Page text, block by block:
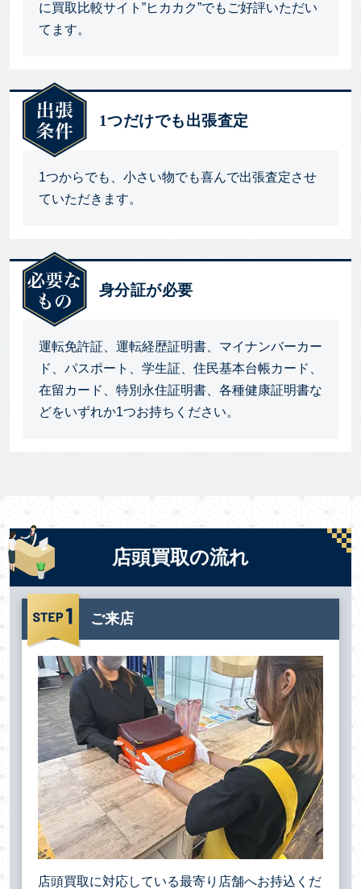
に買取比較サイト”ヒカカク”でもご好評いただい
てます。
1つだけでも出張査定
1つからでも、小さい物でも喜んで出張査定させ
ていただきます。
身分証が必要
運転免許証、運転経歴証明書、マイナンバーカー
ド、パスポート、学生証、住民基本台帳カード、
在留カード、特別永住証明書、各種健康証明書な
どをいずれか1つお持ちください。
店頭買取の流れ
ご来店
店頭買取に対応している最寄り店舗へお持込くだ